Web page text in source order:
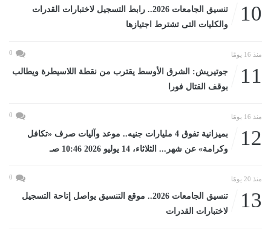
10
تنسيق الجامعات 2026.. رابط التسجيل لاختبارات القدرات
والكليات التى تشترط اجتيازها
منذ 16 يومًا 0
11
جوتيريش: الشرق الأوسط يقترب من نقطة اللاسيطرة ويطالب
بوقف القتال فورا
منذ 16 يومًا 0
12
بميزانية تفوق 4 مليارات جنيه.. موعد وآليات صرف «تكافل
وكرامة» عن شهر... الثلاثاء، 14 يوليو 2026 10:46 صـ
منذ 20 يومًا 0
13
تنسيق الجامعات 2026.. موقع التنسيق يواصل إتاحة التسجيل
لاختبارات القدرات